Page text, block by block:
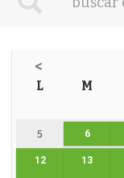
<
L M
5 6
12 13